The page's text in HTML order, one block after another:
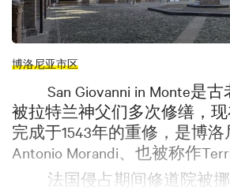
博洛尼亚市区
San Giovanni in Monte是古
被拉特兰神父们多次修缮，
完成于1543年的重修，是博
Antonio Morandi、也被称作
法国侵占期间修道院被挪